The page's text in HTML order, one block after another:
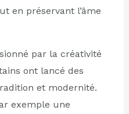
en préservant l’âme
par la créativité
ont lancé des
et modernité.
exemple une